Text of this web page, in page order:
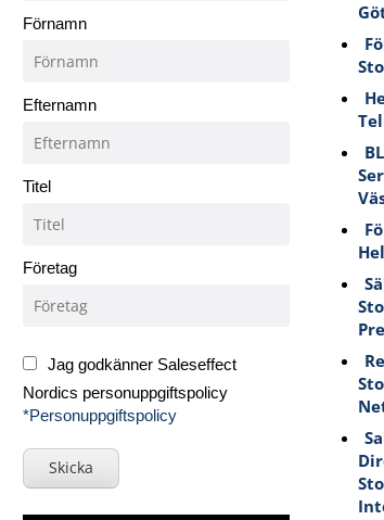
Förnamn
Efternamn
Titel
Företag
Jag godkänner Saleseffect
Nordics personuppgiftspolicy
*Personuppgiftspolicy
Skicka